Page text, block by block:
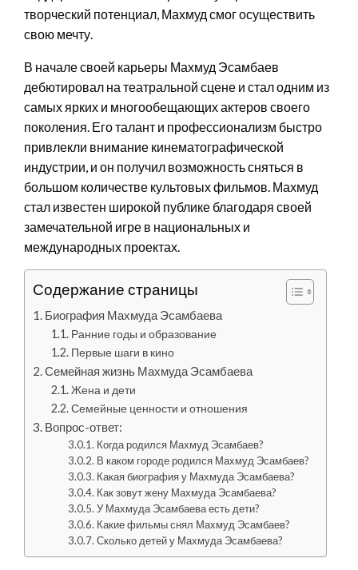
творческий потенциал, Махмуд смог осуществить
свою мечту.
В начале своей карьеры Махмуд Эсамбаев
дебютировал на театральной сцене и стал одним из
самых ярких и многообещающих актеров своего
поколения. Его талант и профессионализм быстро
привлекли внимание кинематографической
индустрии, и он получил возможность сняться в
большом количестве культовых фильмов. Махмуд
стал известен широкой публике благодаря своей
замечательной игре в национальных и
международных проектах.
Содержание страницы
Биография Махмуда Эсамбаева
Ранние годы и образование
Первые шаги в кино
Семейная жизнь Махмуда Эсамбаева
Жена и дети
Семейные ценности и отношения
Вопрос-ответ:
Когда родился Махмуд Эсамбаев?
В каком городе родился Махмуд Эсамбаев?
Какая биография у Махмуда Эсамбаева?
Как зовут жену Махмуда Эсамбаева?
У Махмуда Эсамбаева есть дети?
Какие фильмы снял Махмуд Эсамбаев?
Сколько детей у Махмуда Эсамбаева?